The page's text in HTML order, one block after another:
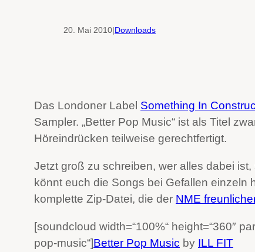
20. Mai 2010|Downloads
Das Londoner Label Something In
Sampler. „Better Pop Music“ ist als Titel
Höreindrücken teilweise gerechtfertigt.
Jetzt groß zu schreiben, wer alles dabei
könnt euch die Songs bei Gefallen einzeln
komplette Zip-Datei, die der NME
[soundcloud width=“100%“ height=“360″
pop-music“]Better Pop Music by ILL FIT